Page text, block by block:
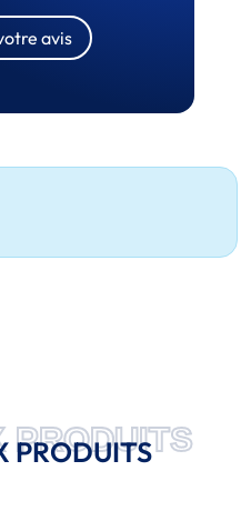
avis
PRODUITS
PRODUITS